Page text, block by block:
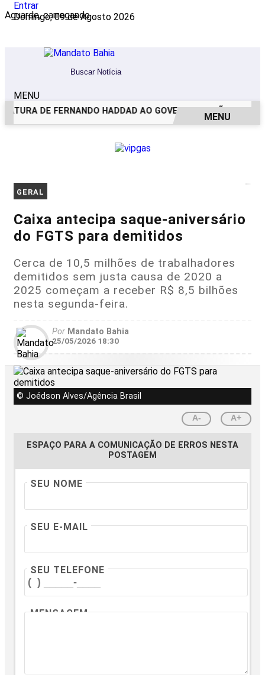
Aguarde, carregando...
Entrar
Domingo, 09 de Agosto 2026
MENU
DE FERNANDO HADDAD AO GOVERNO DE SÃO PAULO
MENU
GERAL
Caixa antecipa saque-aniversário
do FGTS para demitidos
Cerca de 10,5 milhões de trabalhadores
demitidos sem justa causa de 2020 a
2025 começam a receber R$ 8,5 bilhões
nesta segunda-feira.
Por Mandato Bahia
25/05/2026 18:30
© Joédson Alves/Agência Brasil
A- A+
ESPAÇO PARA A COMUNICAÇÃO DE ERROS NESTA
POSTAGEM
SEU NOME
SEU E-MAIL
SEU TELEFONE
MENSAGEM